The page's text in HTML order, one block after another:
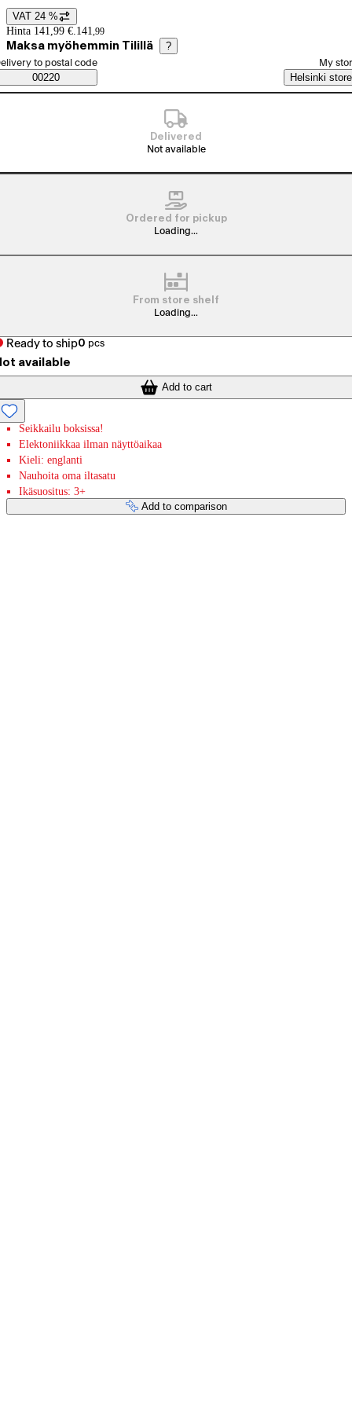
Price details
VAT 24 %
Hinta 141,99 €. 141 ,99
Maksa myöhemmin Tilillä ?
Saatavuustiedot
order method
to postal code
00220
My
Helsinki store
Delivered
Not available
Ordered for pickup
Loading...
From store shelf
Loading...
Ready to ship0 pcs
available
Add to cart
Seikkailu boksissa!
Elektoniikkaa ilman näyttöaikaa
Kieli: englanti
Nauhoita oma iltasatu
Ikäsuositus: 3+
Add to comparison